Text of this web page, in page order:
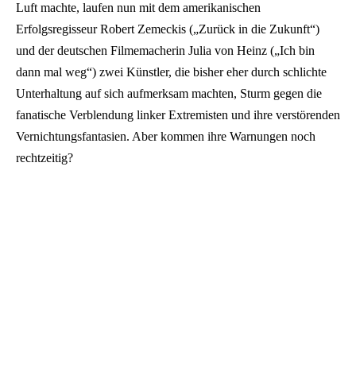
Luft machte, laufen nun mit dem amerikanischen
Erfolgsregisseur Robert Zemeckis („Zurück in die Zukunft“)
und der deutschen Filmemacherin Julia von Heinz („Ich bin
dann mal weg“) zwei Künstler, die bisher eher durch schlichte
Unterhaltung auf sich aufmerksam machten, Sturm gegen die
fanatische Verblendung linker Extremisten und ihre verstörenden
Vernichtungsfantasien. Aber kommen ihre Warnungen noch
rechtzeitig?